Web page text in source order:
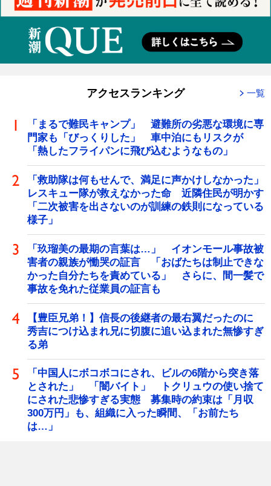
アクセスランキング 一覧
「まるで難民キャンプ」 避難所の劣悪な環境に専
門家も「びっくりした」 車中泊にもリスクが
「熱したフライパンに飛び込むようなもの」
「救助隊は何もせんで、満足に声かけしなかった」
レスキュー隊が救えなかった命 近隣住民が明かす
「二次被害を出さないのが訓練の鉄則になっている
様子」
「玖瑠美の最期の言葉は…」 イオンモール事故被
害者の親族が慟哭の証言 「おばたちは制止できな
かった自分たちを責めている」 さらに、間一髪で
事故を免れた従業員の証言も
【豊臣兄弟！】信長の後継者の最右翼だったのに
秀吉につけ込まれ兄に切腹に追い込まれた無惨すぎ
る弟
「中国人にボコボコにされ、ビルの6階から突き落
とされた」 「闇バイト」 トクリュウの使い捨て
にされた悲惨すぎる実態 募集時の約束は「月収
300万円」も、組織に入った瞬間、「お前たち
は…」